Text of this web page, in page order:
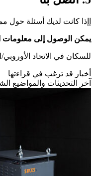
إإذا كانت لديك أسئلة حول
يمكن الوصول إلى معلومات
للسكان في الاتحاد
أخبار قد ترغب في قراءتها
آخر التحديثات والمواضيع